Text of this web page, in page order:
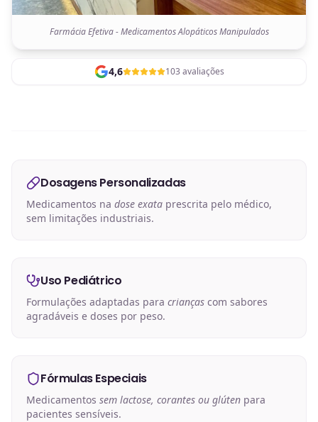
Farmácia Efetiva - Medicamentos Alopáticos Manipulados
4,6 103 avaliações
Dosagens Personalizadas
Medicamentos na dose exata prescrita pelo médico,
sem limitações industriais.
Uso Pediátrico
Formulações adaptadas para crianças com sabores
agradáveis e doses por peso.
Fórmulas Especiais
Medicamentos sem lactose, corantes ou glúten para
pacientes sensíveis.